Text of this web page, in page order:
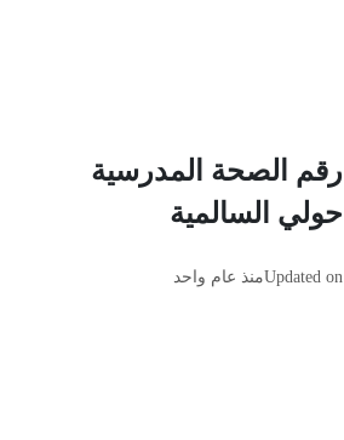
رقم الصحة المدرسية
حولي السالمية
Updated onمنذ عام واحد